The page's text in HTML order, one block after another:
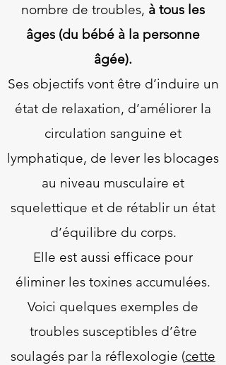
nombre de troubles, à tous les
âges (du bébé à la personne
âgée).
Ses objectifs vont être d’induire un
état de relaxation, d’améliorer la
circulation sanguine et
lymphatique, de lever les blocages
au niveau musculaire et
squelettique et de rétablir un état
d’équilibre du corps.
Elle est aussi efficace pour
éliminer les toxines accumulées.
Voici quelques exemples de
troubles susceptibles d’être
soulagés par la réflexologie (cette